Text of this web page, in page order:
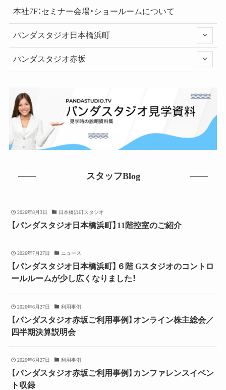
本社7F：セミナー会場・ショールームについて
パンダスタジオ日本橋浜町
パンダスタジオ赤坂
スタッフBlog
2026年8月3日 日本橋浜町スタジオ
【パンダスタジオ日本橋浜町】11階控室のご紹介
2026年7月27日 ニュース
【パンダスタジオ日本橋浜町】６階 Gスタジオのコントロ
ールルームが少し広くなりました！
2026年6月27日 利用事例
【パンダスタジオ赤坂ご利用事例】オンライン株主総会／
四半期決算説明会
2026年6月27日 利用事例
【パンダスタジオ赤坂ご利用事例】カンファレンスイベン
ト収録